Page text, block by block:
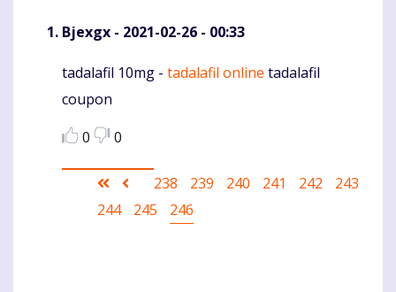
Bjexgx - 2021-02-26 - 00:33
Komentaras
tadalafil 10mg - tadalafil online tadalafil
coupon
0
0
Pagination
First
page
Ankstesnis
puslapis
Puslapis
238 Puslapis
239 Puslapis
240 Puslapis
241 Puslapis
242 Puslapis
243
Puslapis
244 Puslapis
245
Current
246